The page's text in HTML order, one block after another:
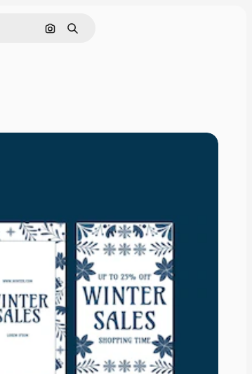
Pesquisar por imagem
Buscar